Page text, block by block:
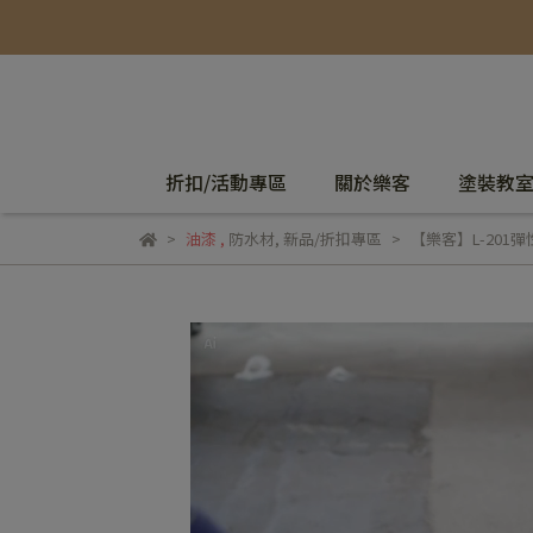
折扣/活動專區 關於樂客 塗裝教室
油漆 , 防水材, 新品/折扣專區 【樂客】L-201